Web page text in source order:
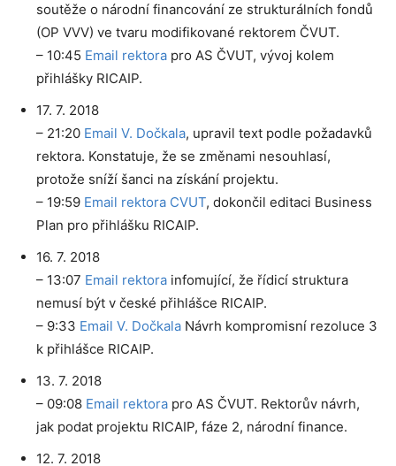
soutěže o národní financování ze strukturálních fondů
(OP VVV) ve tvaru modifikované rektorem ČVUT.
– 10:45 Email rektora pro AS ČVUT, vývoj kolem
přihlášky RICAIP.
17. 7. 2018
– 21:20 Email V. Dočkala, upravil text podle požadavků
rektora. Konstatuje, že se změnami nesouhlasí,
protože sníží šanci na získání projektu.
– 19:59 Email rektora CVUT, dokončil editaci Business
Plan pro přihlášku RICAIP.
16. 7. 2018
– 13:07 Email rektora infomující, že řídicí struktura
nemusí být v české přihlášce RICAIP.
– 9:33 Email V. Dočkala Návrh kompromisní rezoluce 3
k přihlášce RICAIP.
13. 7. 2018
– 09:08 Email rektora pro AS ČVUT. Rektorův návrh,
jak podat projektu RICAIP, fáze 2, národní finance.
12. 7. 2018